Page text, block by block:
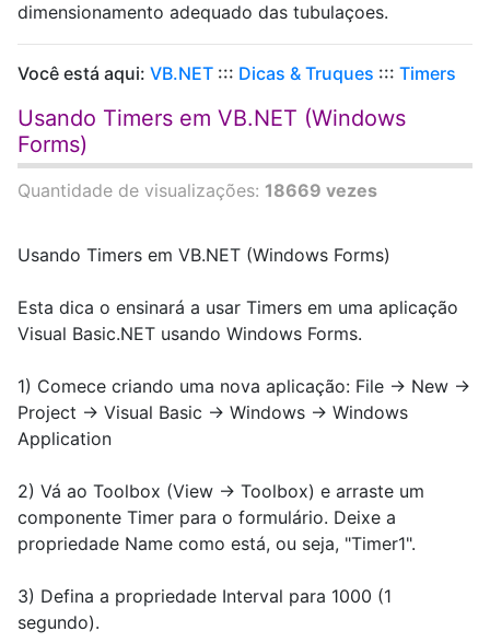
dimensionamento adequado das tubulaçoes.
Você está aqui: VB.NET ::: Dicas & Truques ::: Timers
Usando Timers em VB.NET (Windows
Forms)
Quantidade de visualizações: 18669 vezes
Usando Timers em VB.NET (Windows Forms)
Esta dica o ensinará a usar Timers em uma aplicação
Visual Basic.NET usando Windows Forms.
1) Comece criando uma nova aplicação: File -> New ->
Project -> Visual Basic -> Windows -> Windows
Application
2) Vá ao Toolbox (View -> Toolbox) e arraste um
componente Timer para o formulário. Deixe a
propriedade Name como está, ou seja, "Timer1".
3) Defina a propriedade Interval para 1000 (1
segundo).